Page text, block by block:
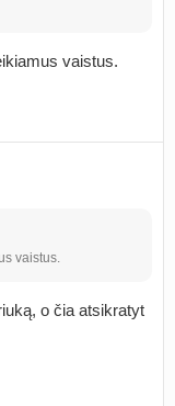
vaistus.
vaistus.
o čia atsikratyt